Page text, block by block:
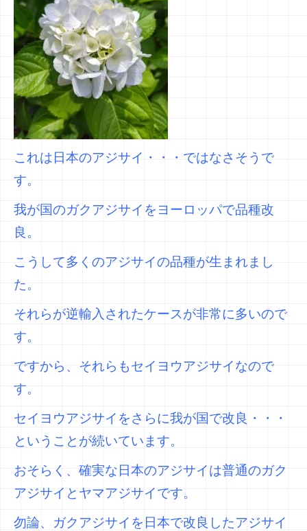
これは日本のアジサイ・・・ではなさそうで
す。
我が国のガクアジサイをヨーロッパで品種改
良。
こうして多くのアジサイの品種が生まれまし
た。
それらが逆輸入されたケースが非常に多いので
す。
ですから、それらもセイヨウアジサイなので
す。
セイヨウアジサイをさらに我が国で改良・・・
ということが続いています。
おそらく、確実な日本のアジサイは普通のガク
アジサイとヤマアジサイです。
勿論、ガクアジサイを日本で改良したアジサイ